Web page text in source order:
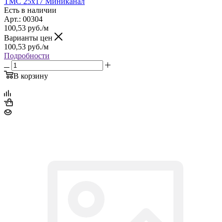
Есть в наличии
Арт.: 00304
100,53 руб./м
Варианты цен
100,53 руб./м
Подробности
В корзину